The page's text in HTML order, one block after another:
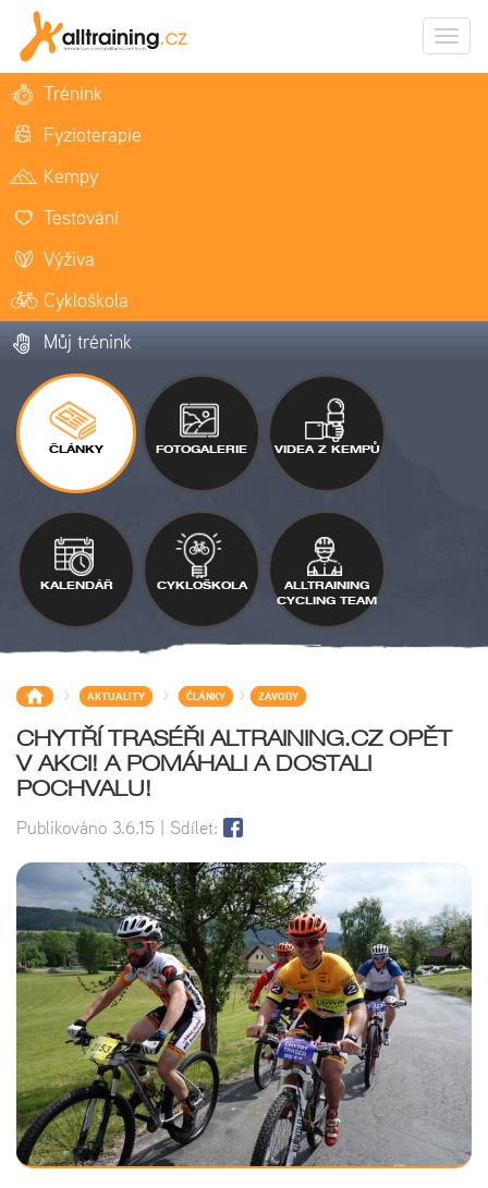
Trénink
Fyzioterapie
Kempy
Testování
Výživa
Cykloškola
Můj trénink
ČLÁNKY FOTOGALERIE VIDEA Z KEMPŮ
KALENDÁŘ CYKLOŠKOLA
ALLTRAINING
CYCLING TEAM
> AKTUALITY > ČLÁNKY > ZÁVODY
CHYTŘÍ TRASÉŘI ALTRAINING.CZ OPĚT
V AKCI! A POMÁHALI A DOSTALI
POCHVALU!
Publikováno 3.6.15 | Sdílet: